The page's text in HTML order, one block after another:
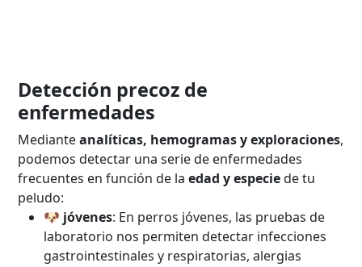
Detección precoz de
enfermedades
Medianteanalíticas, hemogramas y exploraciones,
podemos detectar una serie de enfermedades
frecuentes en función de laedad y especiede tu
peludo:
🐶 jóvenes: En perros jóvenes, las pruebas de
laboratorio nos permiten detectar infecciones
gastrointestinales y respiratorias, alergias